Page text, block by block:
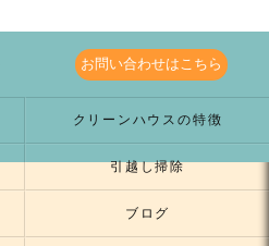
お問い合わせはこちら
クリーンハウスの特徴
引越し掃除
ブログ